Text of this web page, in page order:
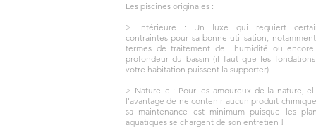
Les piscines originales :
> Intérieure : Un luxe qui requiert
contraintes pour sa bonne utilisation,
termes de traitement de l'humidité ou
profondeur du bassin (il faut que les
votre habitation puissent la supporter)
> Naturelle : Pour les amoureux de la nature,
l'avantage de ne contenir aucun produit
sa maintenance est minimum puisque les
aquatiques se chargent de son entretien !